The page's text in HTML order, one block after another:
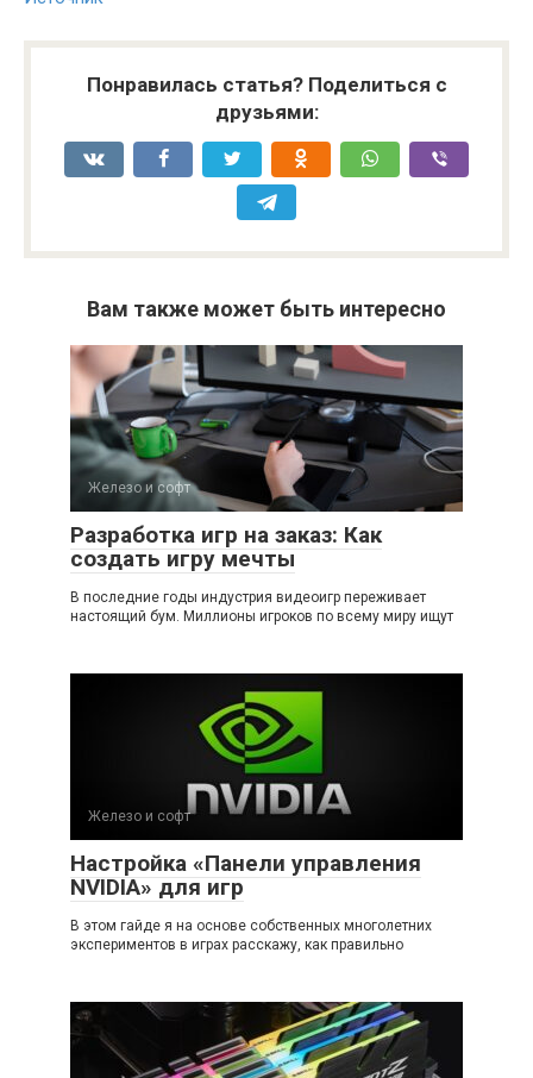
Понравилась статья? Поделиться с
друзьями:
Вам также может быть интересно
Железо и софт
Разработка игр на заказ: Как
создать игру мечты
В последние годы индустрия видеоигр переживает
настоящий бум. Миллионы игроков по всему миру ищут
Железо и софт
Настройка «Панели управления
NVIDIA» для игр
В этом гайде я на основе собственных многолетних
экспериментов в играх расскажу, как правильно